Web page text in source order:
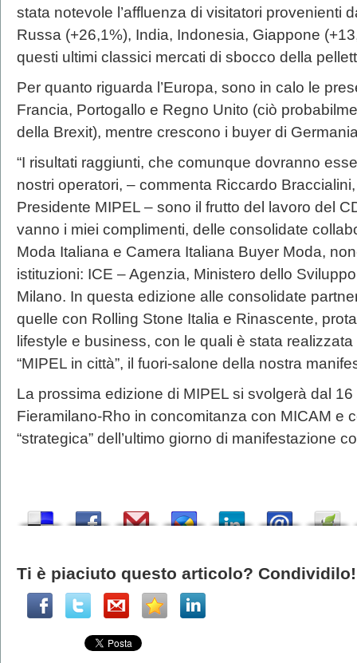
stata notevole l’affluenza di visitatori provenienti
Russa (+26,1%), India, Indonesia, Giappone
questi ultimi classici mercati di sbocco della
Per quanto riguarda l’Europa, sono in calo le
Francia, Portogallo e Regno Unito (ciò
della Brexit), mentre crescono i buyer di
“I risultati raggiunti, che comunque dovranno
nostri operatori, – commenta Riccardo
Presidente MIPEL – sono il frutto del lavoro del
vanno i miei complimenti, delle consolidate
Moda Italiana e Camera Italiana Buyer Moda,
istituzioni: ICE – Agenzia, Ministero dello
Milano. In questa edizione alle consolidate
quelle con Rolling Stone Italia e Rinascente,
lifestyle e business, con le quali è stata
“MIPEL in città”, il fuori-salone della nostra
La prossima edizione di MIPEL si svolgerà dal
Fieramilano-Rho in concomitanza con MICAM e
“strategica” dell’ultimo giorno di manifestazione
Ti è piaciuto questo articolo? Condividilo!